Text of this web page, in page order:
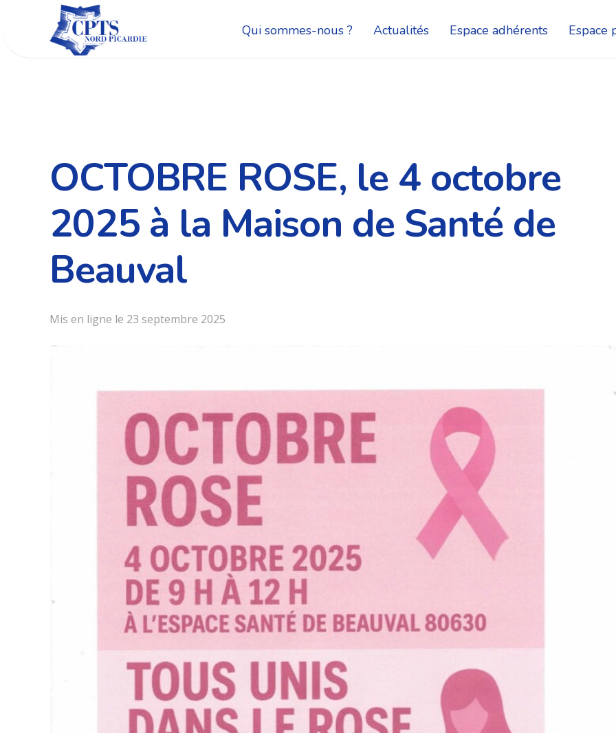
Qui sommes-nous ? Actualités Espace adhérents Espace
OCTOBRE ROSE, le 4 octobre
2025 à la Maison de Santé de
Beauval
Mis en ligne le 23 septembre 2025